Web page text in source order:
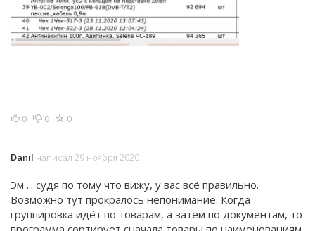
0 0 0
Danil написал 29 ноября 2020
Эм ... судя по тому что вижу, у вас всё правильно.
Возможно тут прокралось непонимание. Когда
группировка идёт по товарам, а затем по документам, то